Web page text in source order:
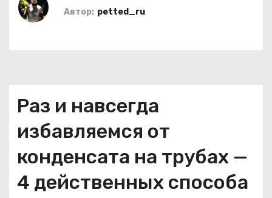
Автор: petted_ru
Раз и навсегда
избавляемся от
конденсата на трубах —
4 действенных способа